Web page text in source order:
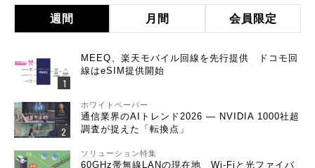
週間 月間 会員限定
MEEQ、楽天モバイル回線を先行提供 ドコモ回
線はeSIM提供開始
ホワイトペーパー
通信業界のAIトレンド2026 ― NVIDIA 1000社超
調査が捉えた「転換点」
ソリューション特集
60GHz帯無線LANの現在地 Wi-Fiと光ファイバ